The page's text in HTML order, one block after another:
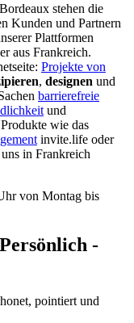
stehen die
Kunden und Partnern
Plattformen
aus Frankreich.
Projekte von
, designen und
barrierefreie
und
wie das
invite.life oder
in Frankreich
von Montag bis
-
pointiert und